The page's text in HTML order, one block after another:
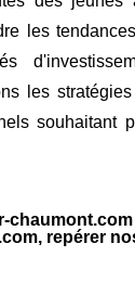
les
les
souhaitant
repérer